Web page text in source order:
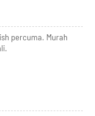
percuma. Murah